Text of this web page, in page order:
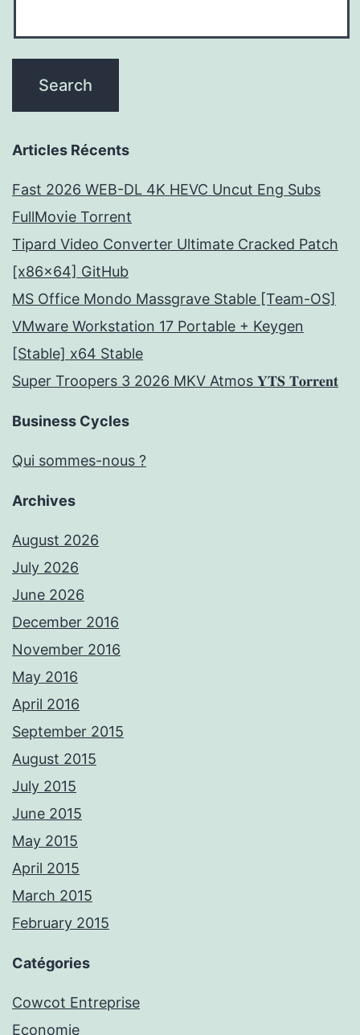
Articles Récents
Fast 2026 WEB-DL 4K HEVC Uncut Eng Subs
FullMov𝗂e Torrent
Tipard Video Converter Ultimate Cracked Patch
[x86x64] GitHub
MS Office Mondo Massgrave Stable [Team-OS]
VMware Workstation 17 Portable + Keygen
[Stable] x64 Stable
Super Troopers 3 2026 MKV Atmos 𝐘𝐓𝐒 𝐓𝐨𝐫𝐫𝐞𝐧𝐭
Business Cycles
Qui sommes-nous ?
Archives
August 2026
July 2026
June 2026
December 2016
November 2016
May 2016
April 2016
September 2015
August 2015
July 2015
June 2015
May 2015
April 2015
March 2015
February 2015
Catégories
Cowcot Entreprise
Economie